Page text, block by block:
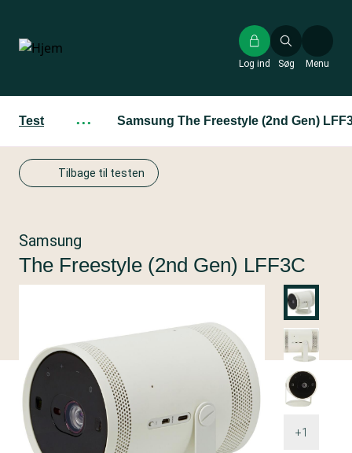
hovedindhold
Søg
Log ind Menu
Test ··· Samsung The Freestyle (2nd Gen)
Tilbage til testen
+1
Samsung
The Freestyle (2nd Gen) LFF3C